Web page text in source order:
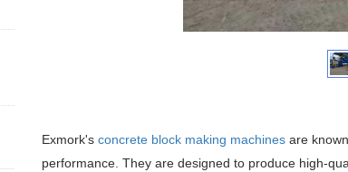
Exmork's concrete block making machinesare
performance. They are designed to produce high-